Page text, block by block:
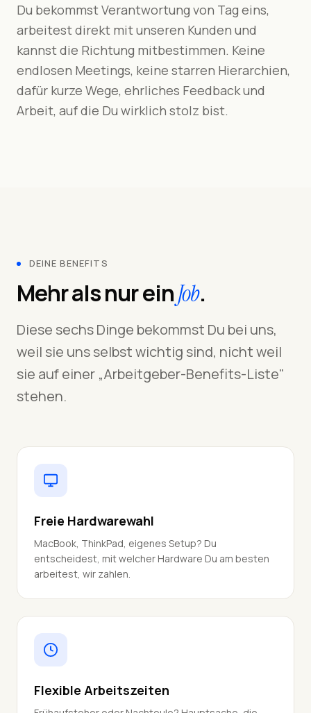
Du bekommst Verantwortung von Tag eins,
arbeitest direkt mit unseren Kunden und
kannst die Richtung mitbestimmen. Keine
endlosen Meetings, keine starren Hierarchien,
dafür kurze Wege, ehrliches Feedback und
Arbeit, auf die Du wirklich stolz bist.
DEINE BENEFITS
Mehr als nur einJob.
Diese sechs Dinge bekommst Du bei uns,
weil sie uns selbst wichtig sind, nicht weil
sie auf einer „Arbeitgeber-Benefits-Liste"
stehen.
Freie Hardwarewahl
MacBook, ThinkPad, eigenes Setup? Du
entscheidest, mit welcher Hardware Du am besten
arbeitest, wir zahlen.
Flexible Arbeitszeiten